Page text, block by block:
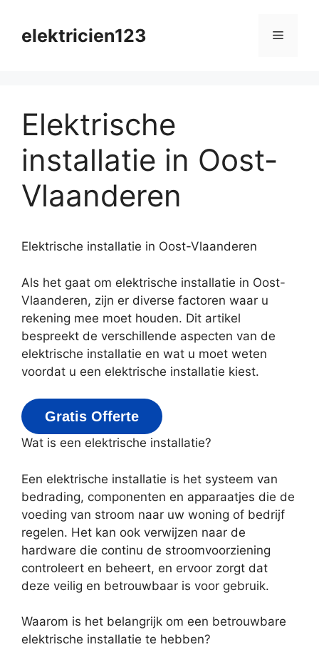
contentelektricien123 Menu
Elektrische
installatie in Oost-
Vlaanderen
Elektrische installatie in Oost-Vlaanderen
Als het gaat om elektrische installatie in Oost-
Vlaanderen, zijn er diverse factoren waar u
rekening mee moet houden. Dit artikel
bespreekt de verschillende aspecten van de
elektrische installatie en wat u moet weten
voordat u een elektrische installatie kiest.
Gratis Offerte
Wat is een elektrische installatie?
Een elektrische installatie is het systeem van
bedrading, componenten en apparaatjes die de
voeding van stroom naar uw woning of bedrijf
regelen. Het kan ook verwijzen naar de
hardware die continu de stroomvoorziening
controleert en beheert, en ervoor zorgt dat
deze veilig en betrouwbaar is voor gebruik.
Waarom is het belangrijk om een betrouwbare
elektrische installatie te hebben?